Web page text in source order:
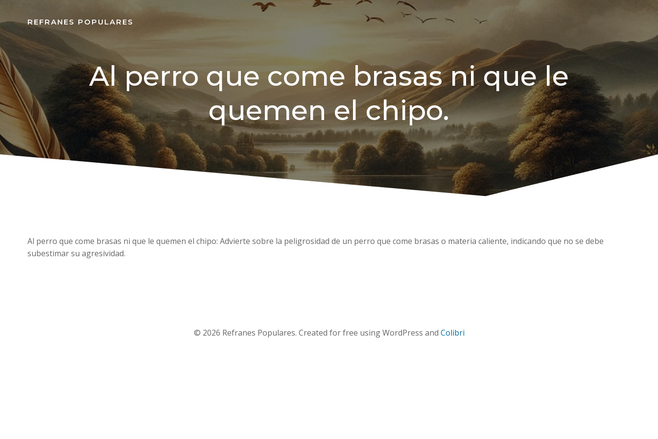
REFRANES POPULARES
Al perro que come brasas ni que le
quemen el chipo.
Al perro que come brasas ni que le quemen el chipo: Advierte sobre la peligrosidad de un perro que come brasas o materia caliente, indicando que no se debe
subestimar su agresividad.
© 2026 Refranes Populares. Created for free using WordPress and Colibri